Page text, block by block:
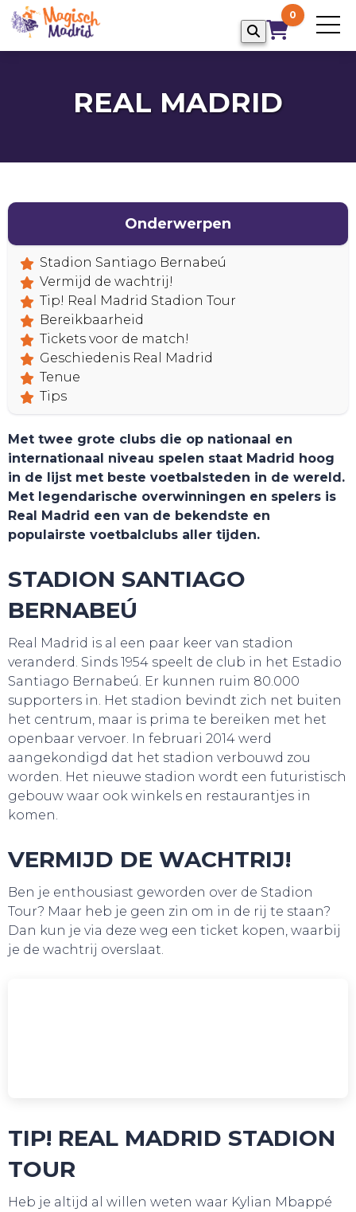
0
HOME
TOURS
REAL MADRID
Onderwerpen
Stadion Santiago Bernabeú
Vermijd de wachtrij!
Tip! Real Madrid Stadion Tour
Bereikbaarheid
Tickets voor de match!
Geschiedenis Real Madrid
Tenue
Tips
Met twee grote clubs die op nationaal en
internationaal niveau spelen staat Madrid hoog
in de lijst met beste voetbalsteden in de wereld.
Met legendarische overwinningen en spelers is
Real Madrid een van de bekendste en
populairste voetbalclubs aller tijden.
STADION SANTIAGO
BERNABEÚ
Real Madrid is al een paar keer van stadion
veranderd. Sinds 1954 speelt de club in het Estadio
Santiago Bernabeú. Er kunnen ruim 80.000
supporters in. Het stadion bevindt zich net buiten
het centrum, maar is prima te bereiken met het
openbaar vervoer. In februari 2014 werd
aangekondigd dat het stadion verbouwd zou
worden. Het nieuwe stadion wordt een futuristisch
gebouw waar ook winkels en restaurantjes in
komen.
VERMIJD DE WACHTRIJ!
Ben je enthousiast geworden over de Stadion
Tour? Maar heb je geen zin om in de rij te staan?
Dan kun je via deze weg een ticket kopen, waarbij
je de wachtrij overslaat.
TIP! REAL MADRID STADION
TOUR
Heb je altijd al willen weten waar Kylian Mbappé